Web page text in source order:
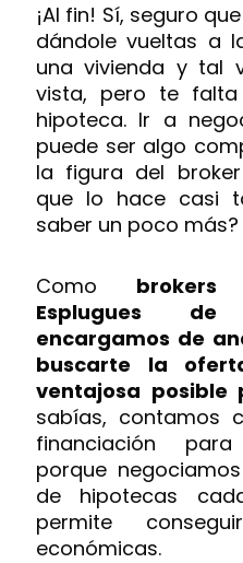
¡Al fin! Sí, seguro
dándole vueltas a
una vivienda y tal
vista, pero te
hipoteca. Ir a
puede ser algo
la figura del
que lo hace casi
saber un poco más?
Como
Esplugues
encargamos de
buscarte la
ventajosa posible
sabías, contamos
financiación
porque
de hipotecas
permite
económicas.